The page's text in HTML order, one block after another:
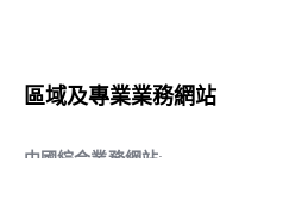
區域及專業業務網站
中國綜合業務網站: